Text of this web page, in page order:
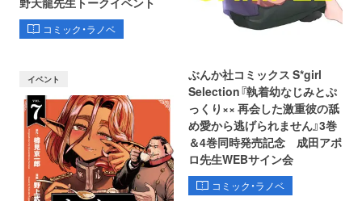
コミック・ラノベ
ぶんか社コミックス S*girl
Selection『執着幼なじみとぷ
っくり×× 再会した激重彼の舐
め愛から逃げられません』3巻
＆4巻同時発売記念 成田アポ
ロ先生WEBサイン会
コミック・ラノベ
イベント